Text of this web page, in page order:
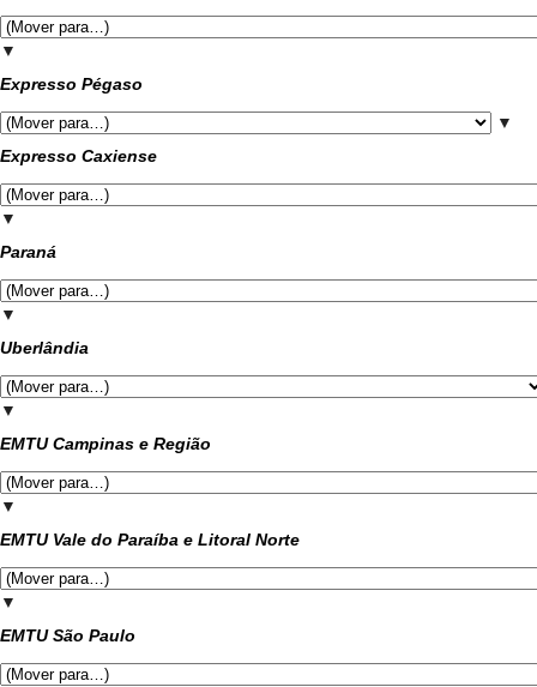
▼
Expresso Pégaso
▼
Expresso Caxiense
▼
Paraná
▼
Uberlândia
▼
EMTU Campinas e Região
▼
EMTU Vale do Paraíba e Litoral Norte
▼
EMTU São Paulo